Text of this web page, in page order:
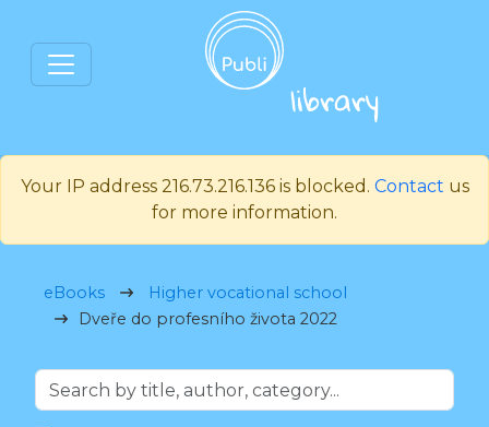
Your IP address 216.73.216.136 is blocked. Contact us
for more information.
eBooks
Higher vocational school
Dveře do profesního života 2022